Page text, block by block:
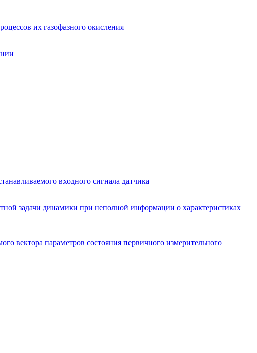
их газофазного окисления
входного сигнала датчика
задачи динамики при неполной информации о характеристиках
вектора параметров состояния первичного измерительного